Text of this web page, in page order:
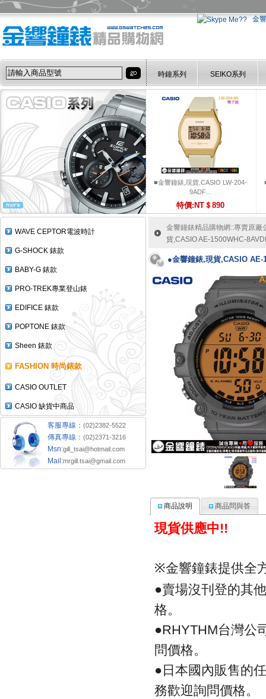
金
時鐘系列 SEIKO系列
■金響鐘錶,現貨,CASIO LW-204-
9ADF...
特價:NT＄890
WAVE CEPTOR電波時計
G-SHOCK 錶款
BABY-G 錶款
PRO-TREK專業登山錶
EDIFICE 錶款
POPTONE 錶款
Sheen 錶款
FASHION 時尚錶款
CASIO OUTLET
CASIO 缺貨中商品
客服專線： (02)2382-5522
傳真專線： (02)2371-3216
Msn:gill_tsai@hotmail.com
Mail:mrgill.tsai@gmail.com
金響鐘錶精品購物網::專賣原廠
貨,CASIO AE-1500WHC-
●金響鐘錶,現貨,CASIO AE-
商品說明 商品問與答
現貨供應中!!
※金響鐘錶提供全
●賣場沒刊登的其
格。
●RHYTHM台灣公
問價格。
●日本國內販售的
務歡迎詢問價格。